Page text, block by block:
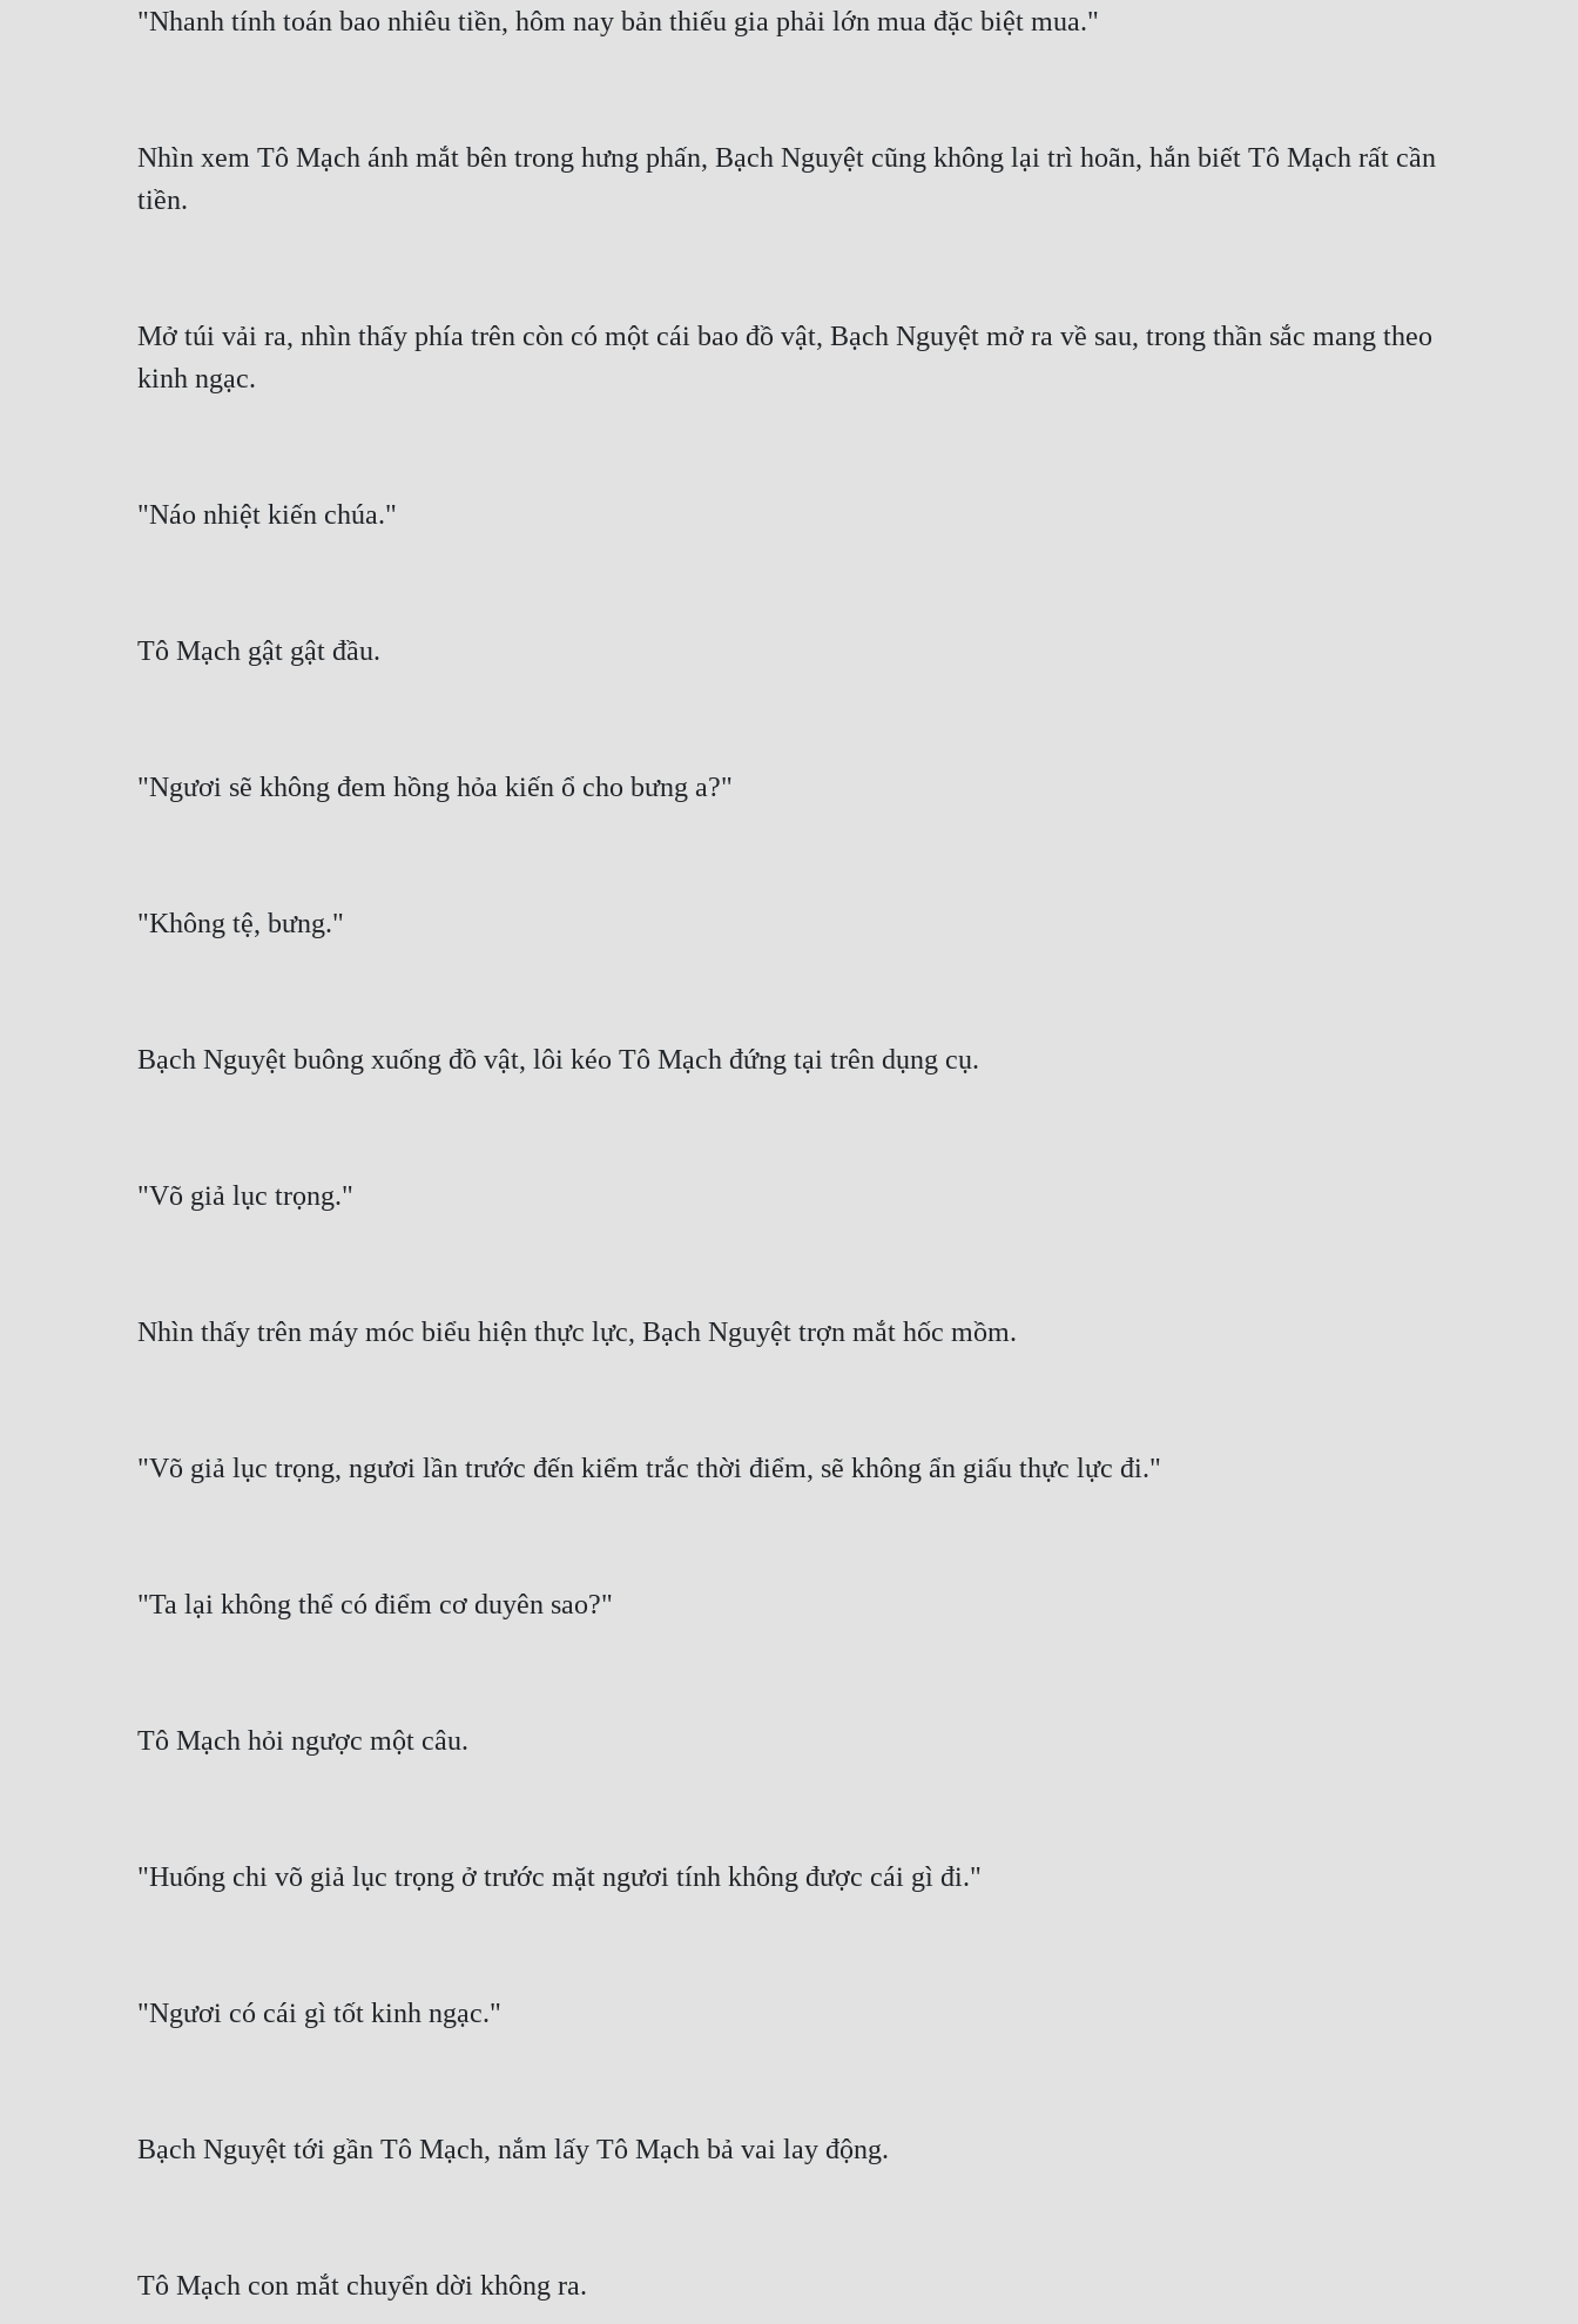
"Nhanh tính toán bao nhiêu tiền, hôm nay bản thiếu gia phải lớn mua đặc biệt mua."
Nhìn xem Tô Mạch ánh mắt bên trong hưng phấn, Bạch Nguyệt cũng không lại trì hoãn, hắn biết Tô Mạch rất cần
tiền.
Mở túi vải ra, nhìn thấy phía trên còn có một cái bao đồ vật, Bạch Nguyệt mở ra về sau, trong thần sắc mang theo
kinh ngạc.
"Náo nhiệt kiến chúa."
Tô Mạch gật gật đầu.
"Ngươi sẽ không đem hồng hỏa kiến ổ cho bưng a?"
"Không tệ, bưng."
Bạch Nguyệt buông xuống đồ vật, lôi kéo Tô Mạch đứng tại trên dụng cụ.
"Võ giả lục trọng."
Nhìn thấy trên máy móc biểu hiện thực lực, Bạch Nguyệt trợn mắt hốc mồm.
"Võ giả lục trọng, ngươi lần trước đến kiểm trắc thời điểm, sẽ không ẩn giấu thực lực đi."
"Ta lại không thể có điểm cơ duyên sao?"
Tô Mạch hỏi ngược một câu.
"Huống chi võ giả lục trọng ở trước mặt ngươi tính không được cái gì đi."
"Ngươi có cái gì tốt kinh ngạc."
Bạch Nguyệt tới gần Tô Mạch, nắm lấy Tô Mạch bả vai lay động.
Tô Mạch con mắt chuyển dời không ra.